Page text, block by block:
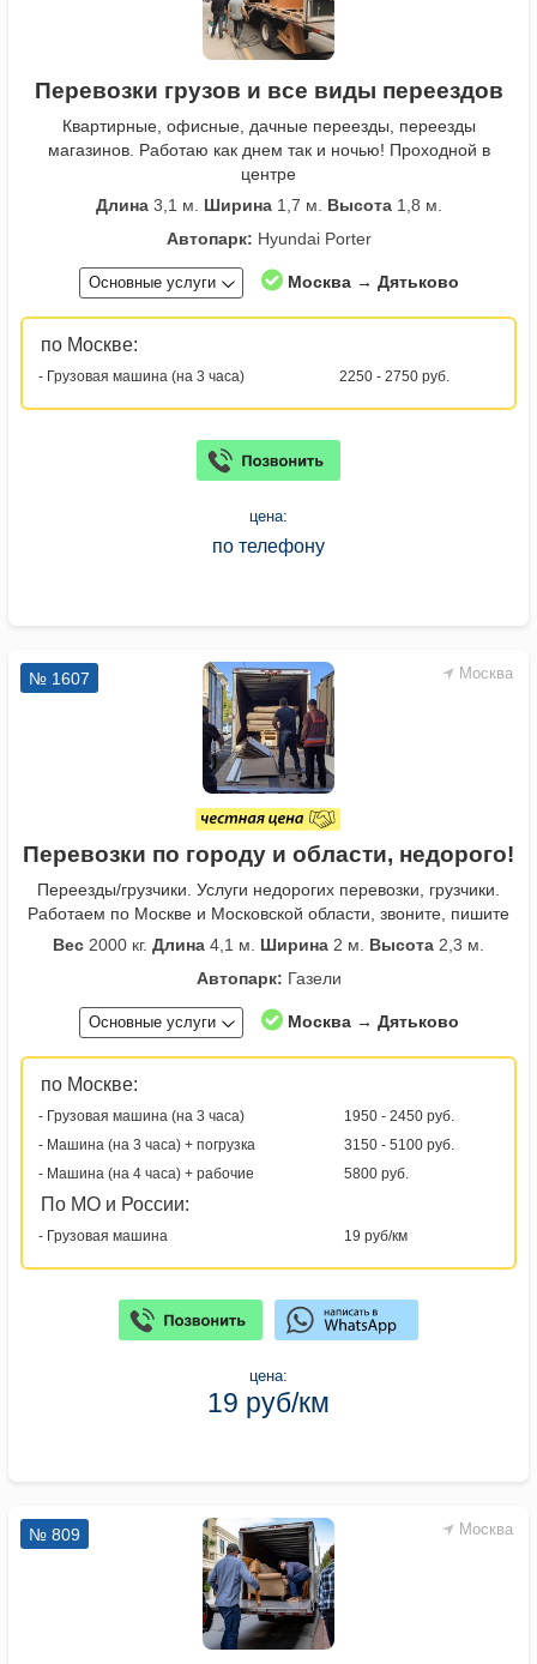
Перевозки грузов и все виды переездов
Квартирные, офисные, дачные переезды, переезды
магазинов. Работаю как днем так и ночью! Проходной в
центре
Длина3,1 м. Ширина1,7 м. Высота1,8 м.
Автопарк: Hyundai Porter
Основные услуги Москва → Дятьково
по Москве:
- Грузовая машина (на 3 часа) 2250 - 2750 руб.
цена:
по телефону
Москва
№ 1607
Перевозки по городу и области, недорого!
Переезды/грузчики. Услуги недорогих перевозки, грузчики.
Работаем по Москве и Московской области, звоните, пишите
Вес 2000 кг. Длина 4,1 м. Ширина 2 м. Высота 2,3 м.
Автопарк: Газели
Основные услуги Москва → Дятьково
по Москве:
- Грузовая машина (на 3 часа)
1950 - 2450 руб.
- Машина (на 3 часа) + погрузка
3150 - 5100 руб.
- Машина (на 4 часа) + рабочие
5800 руб.
По МО и России:
- Грузовая машина 19 руб/км
цена:
19 руб/км
Москва
№ 809